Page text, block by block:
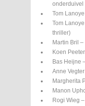
onderduivel
Tom
Tom
thriller)
Martin Bril
Koen
Bas Heijne
Anne
Margherita
Manon
Rogi Wieg